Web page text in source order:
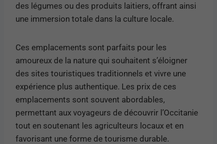
des légumes ou des produits laitiers, offrant ainsi
une immersion totale dans la culture locale.
Ces emplacements sont parfaits pour les
amoureux de la nature qui souhaitent s’éloigner
des sites touristiques traditionnels et vivre une
expérience plus authentique. Les prix de ces
emplacements sont souvent abordables,
permettant aux voyageurs de découvrir l’Occitanie
tout en soutenant les agriculteurs locaux et en
favorisant une forme de tourisme durable.